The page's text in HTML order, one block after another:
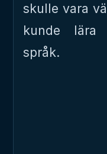
skulle vara
kunde lära
språk.